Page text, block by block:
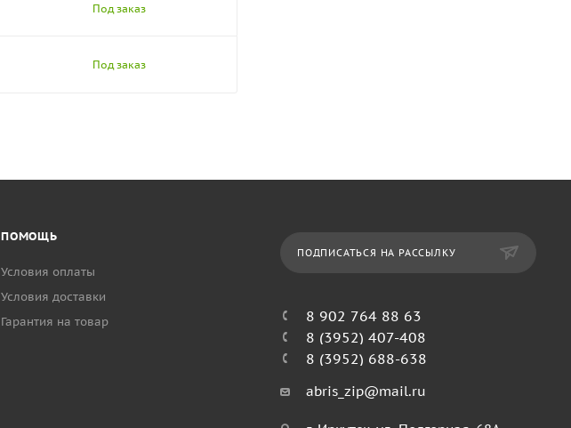
Под заказ
Под заказ
ПОМОЩЬ
Условия оплаты
Условия доставки
Гарантия на товар
ПОДПИСАТЬСЯ НА РАССЫЛКУ
8 902 764 88 63
8 (3952) 407-408
8 (3952) 688-638
abris_zip@mail.ru